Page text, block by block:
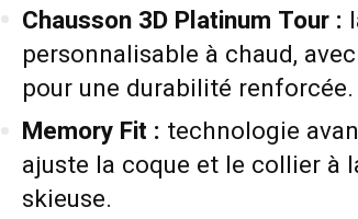
Chausson 3D Platinum Tour :
personnalisable à chaud,
pour une durabilité renforcée.
Memory Fit : technologie
ajuste la coque et le collier à
skieuse.